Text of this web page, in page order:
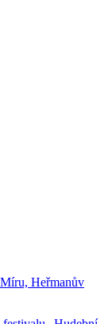
Heřmanův